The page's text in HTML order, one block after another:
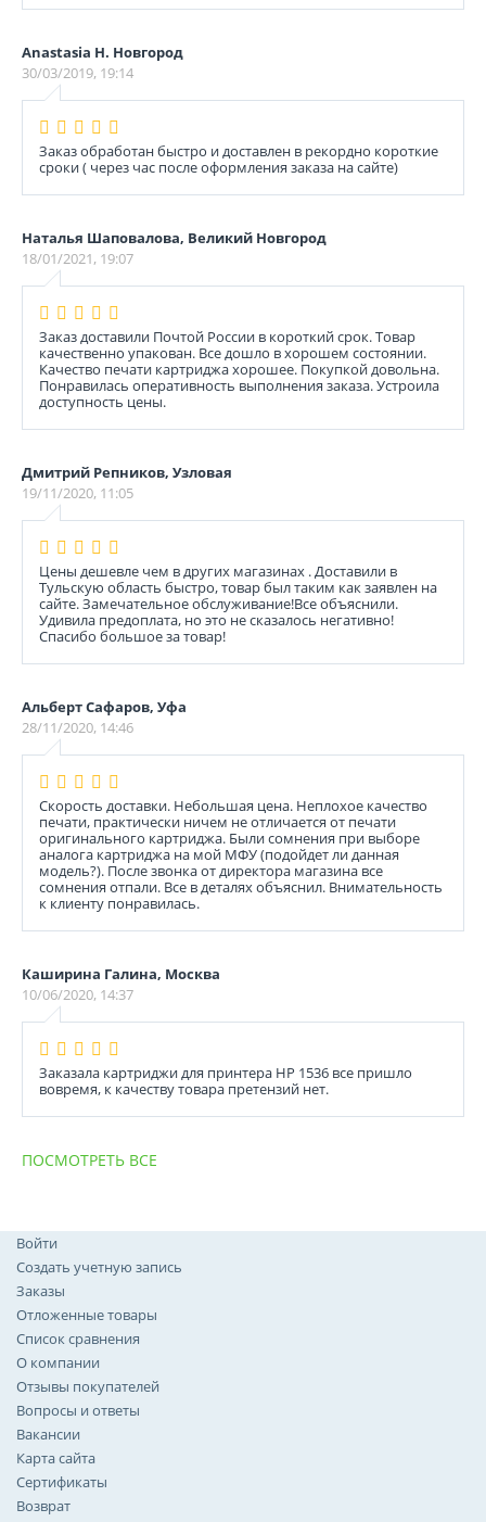
Anastasia Н. Новгород
30/03/2019, 19:14
Заказ обработан быстро и доставлен в рекордно короткие
сроки ( через час после оформления заказа на сайте)
Наталья Шаповалова, Великий Новгород
18/01/2021, 19:07
Заказ доставили Почтой России в короткий срок. Товар
качественно упакован. Все дошло в хорошем состоянии.
Качество печати картриджа хорошее. Покупкой довольна.
Понравилась оперативность выполнения заказа. Устроила
доступность цены.
Дмитрий Репников, Узловая
19/11/2020, 11:05
Цены дешевле чем в других магазинах . Доставили в
Тульскую область быстро, товар был таким как заявлен на
сайте. Замечательное обслуживание!Все объяснили.
Удивила предоплата, но это не сказалось негативно!
Спасибо большое за товар!
Альберт Сафаров, Уфа
28/11/2020, 14:46
Скорость доставки. Небольшая цена. Неплохое качество
печати, практически ничем не отличается от печати
оригинального картриджа. Были сомнения при выборе
аналога картриджа на мой МФУ (подойдет ли данная
модель?). После звонка от директора магазина все
сомнения отпали. Все в деталях объяснил. Внимательность
к клиенту понравилась.
Каширина Галина, Москва
10/06/2020, 14:37
Заказала картриджи для принтера HP 1536 все пришло
вовремя, к качеству товара претензий нет.
ПОСМОТРЕТЬ ВСЕ
Войти
Создать учетную запись
Заказы
Отложенные товары
Список сравнения
О компании
Отзывы покупателей
Вопросы и ответы
Вакансии
Карта сайта
Сертификаты
Возврат